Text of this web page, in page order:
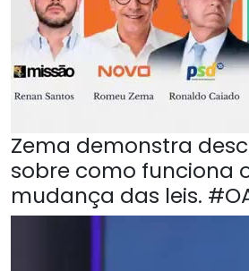
Zema demonstra
sobre como funciona
mudança das leis.